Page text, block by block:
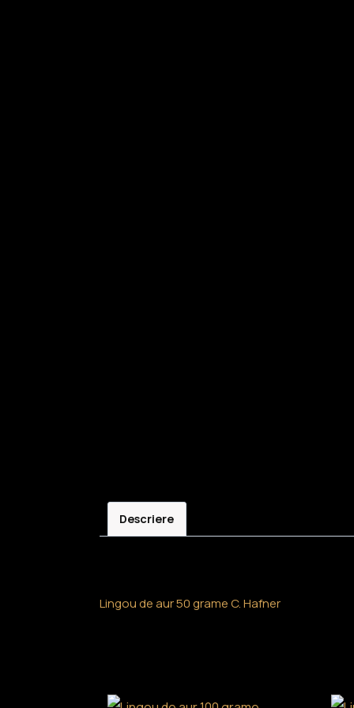
Descriere
Lingou de aur 50 grame C. Hafner